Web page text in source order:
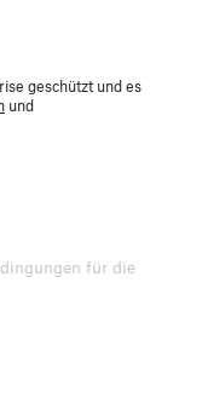
geschützt und es
und
für die